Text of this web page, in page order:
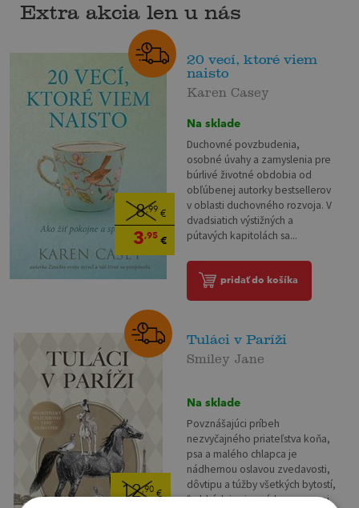
Extra akcia len u nás
8,99 €
3,95€
20 vecí, ktoré viem
naisto
Karen Casey
Na sklade
Duchovné povzbudenia,
osobné úvahy a zamyslenia pre
búrlivé životné obdobia od
obľúbenej autorky bestsellerov
v oblasti duchovného rozvoja. V
dvadsiatich výstižných a
pútavých kapitolách sa...
pridať do košíka
12,90€
Tuláci v Paríži
Smiley Jane
Na sklade
Povznášajúci príbeh
nezvyčajného priateľstva koňa,
psa a malého chlapca je
nádhernou oslavou zvedavosti,
dôvtipu a túžby všetkých bytostí,
ľudských i zvieracích, po pravej